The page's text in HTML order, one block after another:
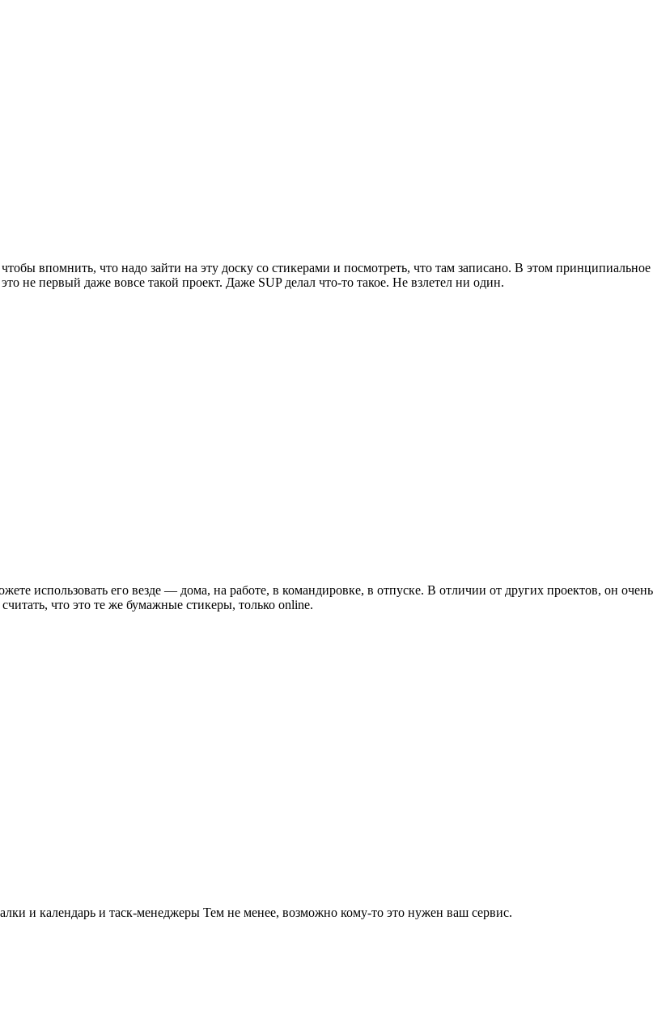
впомнить, что надо зайти на эту доску со стикерами и посмотреть, что там записано. В этом принципиальное
не первый даже вовсе такой проект. Даже SUP делал что-то такое. Не взлетел ни один.
использовать его везде — дома, на работе, в командировке, в отпуске. В отличии от других проектов, он очень
что это те же бумажные стикеры, только online.
и календарь и таск-менеджеры Тем не менее, возможно кому-то это нужен ваш сервис.